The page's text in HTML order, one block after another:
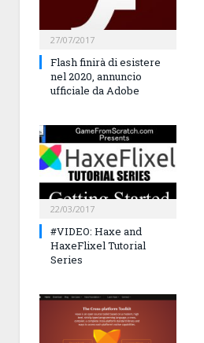
27/07/2017
Flash finirà di esistere
nel 2020, annuncio
ufficiale da Adobe
22/03/2017
#VIDEO: Haxe and
HaxeFlixel Tutorial
Series